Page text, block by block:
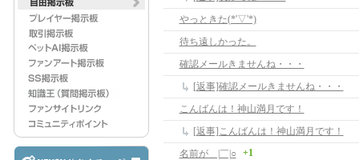
やっときた(*'▽'*)
待ち遠しかった。
確認メールきませんね・・・
[返事]確認メールきませんね・・・
こんばんは！神山満月です！
[返事]こんばんは！神山満月です！
名前が＿|￣|○
+1